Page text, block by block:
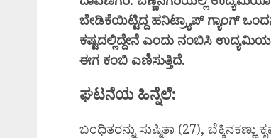
ಬೇಡಿಕೆಯಿಟ್ಟಿದ್ದ ಹನಿಟ್ರ್ಯಾಪ್ ಗ್ಯಾಂಗ್
ಕಷ್ಟದಲ್ಲಿದ್ದೇನೆ ಎಂದು ನಂಬಿಸಿ
ಈಗ ಕಂಬಿ ಎಣಿಸುತ್ತಿದೆ.
ಘಟನೆಯ ಹಿನ್ನೆಲೆ:
ಬಂಧಿತರನ್ನು ಸುಷ್ಮಿತಾ (27),